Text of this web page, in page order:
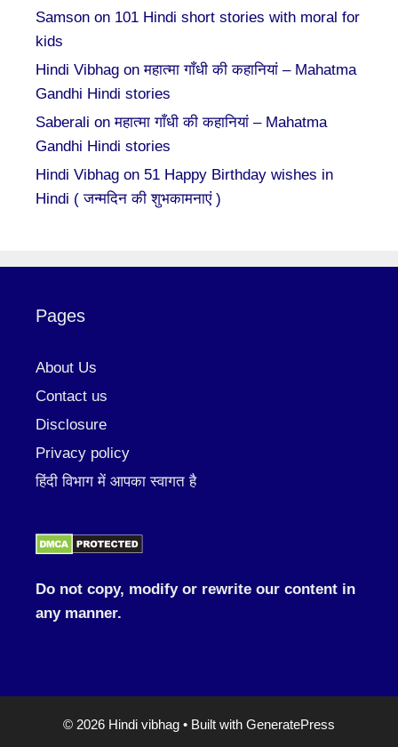
Samson on 101 Hindi short stories with moral for
kids
Hindi Vibhag onमहात्मा गाँधी की कहानियां – Mahatma
Gandhi Hindi stories
Saberali onमहात्मा गाँधी की कहानियां – Mahatma
Gandhi Hindi stories
Hindi Vibhag on 51 Happy Birthday wishes in
Hindi ( जन्मदिन की शुभकामनाएं )
Pages
About Us
Contact us
Disclosure
Privacy policy
हिंदी विभाग में आपका स्वागत है
Do not copy, modify or rewrite our content in
any manner.
© 2026 Hindi vibhag • Built with GeneratePress